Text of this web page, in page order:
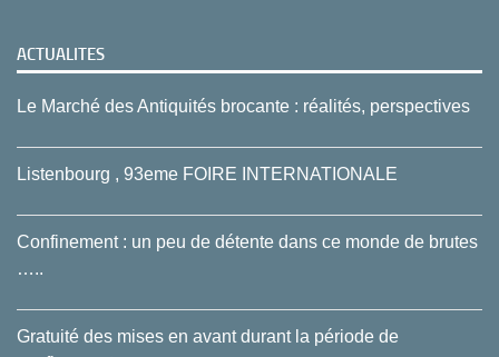
ACTUALITES
Le Marché des Antiquités brocante : réalités, perspectives
Listenbourg , 93eme FOIRE INTERNATIONALE
Confinement : un peu de détente dans ce monde de brutes
…..
Gratuité des mises en avant durant la période de